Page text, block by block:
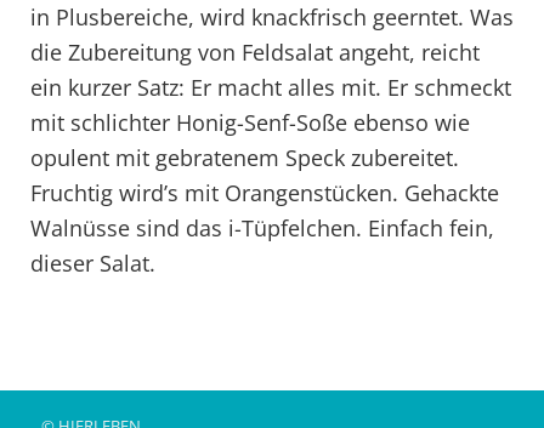
in Plusbereiche, wird knackfrisch geerntet. Was
die Zubereitung von Feldsalat angeht, reicht
ein kurzer Satz: Er macht alles mit. Er schmeckt
mit schlichter Honig-Senf-Soße ebenso wie
opulent mit gebratenem Speck zubereitet.
Fruchtig wird’s mit Orangenstücken. Gehackte
Walnüsse sind das i-Tüpfelchen. Einfach fein,
dieser Salat.